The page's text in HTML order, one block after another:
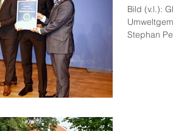
Bild (v.l.):
Stephan